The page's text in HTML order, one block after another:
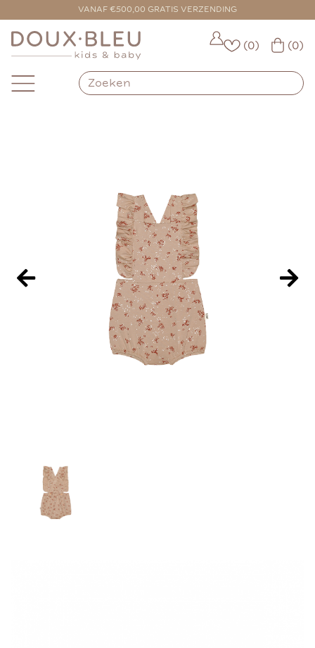
VANAF €500,00 GRATIS VERZENDING
(0) (0)